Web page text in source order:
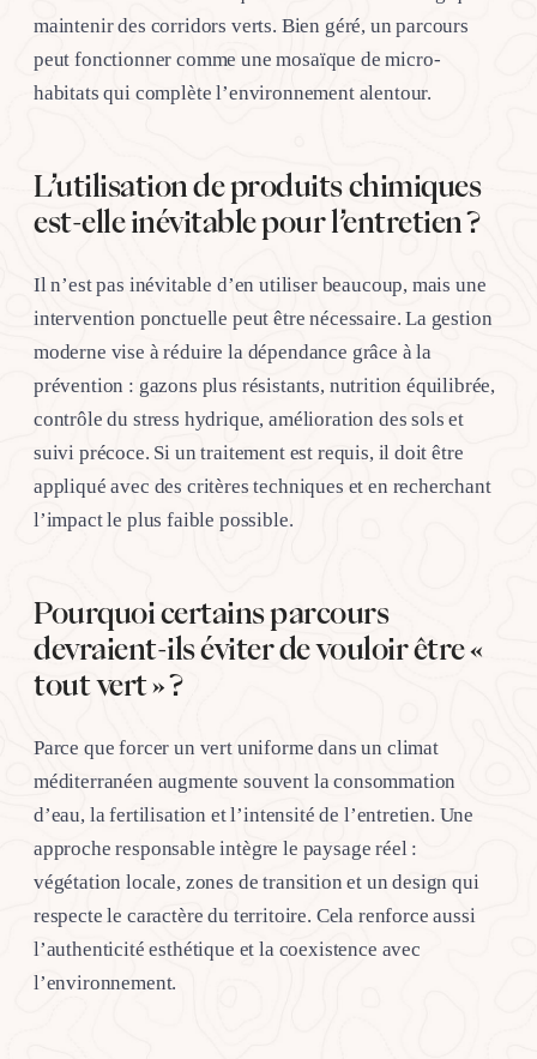
maintenir des corridors verts. Bien géré, un parcours
peut fonctionner comme une mosaïque de micro-
habitats qui complète l’environnement alentour.
L’utilisation de produits chimiques
est-elle inévitable pour l’entretien ?
Il n’est pas inévitable d’en utiliser beaucoup, mais une
intervention ponctuelle peut être nécessaire. La gestion
moderne vise à réduire la dépendance grâce à la
prévention : gazons plus résistants, nutrition équilibrée,
contrôle du stress hydrique, amélioration des sols et
suivi précoce. Si un traitement est requis, il doit être
appliqué avec des critères techniques et en recherchant
l’impact le plus faible possible.
Pourquoi certains parcours
devraient-ils éviter de vouloir être «
tout vert » ?
Parce que forcer un vert uniforme dans un climat
méditerranéen augmente souvent la consommation
d’eau, la fertilisation et l’intensité de l’entretien. Une
approche responsable intègre le paysage réel :
végétation locale, zones de transition et un design qui
respecte le caractère du territoire. Cela renforce aussi
l’authenticité esthétique et la coexistence avec
l’environnement.